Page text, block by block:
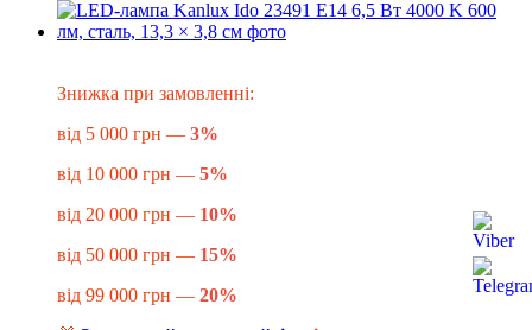
​​​​​Знижка при замовленні:
від 5 000 грн — 3%
від 10 000 грн — 5%
від 20 000 грн — 10%
від 50 000 грн — 15%
від 99 000 грн — 20%